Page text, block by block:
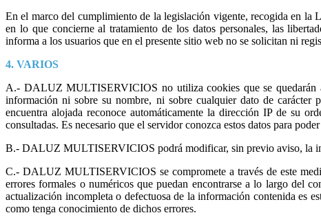
En el marco del cumplimiento de la legislación vigente, recogida en la
en lo que concierne al tratamiento de los datos personales, las
informa a los usuarios que en el presente sitio web no se solicitan ni
4. VARIOS
A.- DALUZ MULTISERVICIOS no utiliza cookies que se quedarán
información ni sobre su nombre, ni sobre cualquier dato de
encuentra alojada reconoce automáticamente la dirección IP de su
consultadas. Es necesario que el servidor conozca estos datos para
B.- DALUZ MULTISERVICIOS podrá modificar, sin previo aviso, la
C.- DALUZ MULTISERVICIOS se compromete a través de este
errores formales o numéricos que puedan encontrarse a lo largo del
actualización incompleta o defectuosa de la información contenida es
como tenga conocimiento de dichos errores.